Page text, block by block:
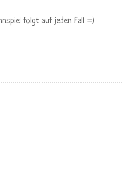
folgt auf jeden Fall =)